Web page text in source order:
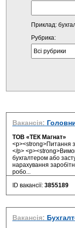
Приклад:
Рубрика:
Вакансія:
ТОВ «ТЕК Магнат»
<p><strong>Питання
</p>
бухгалтером або
нарахування
робо...
ID вакансії: 3855189
Вакансія: